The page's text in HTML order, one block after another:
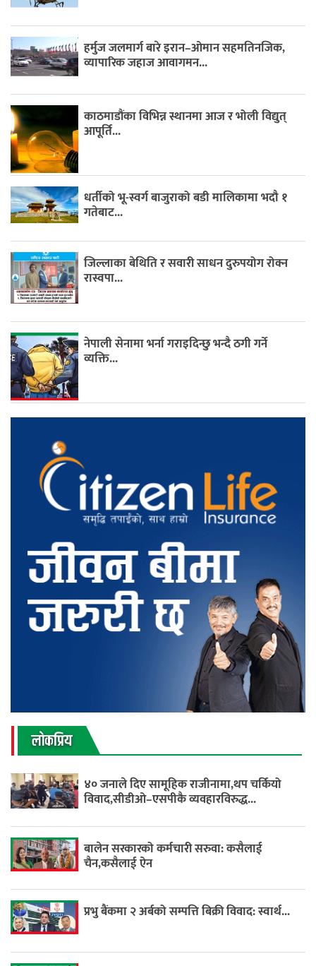
हर्मुज जलमार्ग बारे इरान–ओमान सहमतिनजिक,
व्यापारिक जहाज आवागमन...
काठमाडौंका विभिन्न स्थानमा आज र भोली विद्युत्
आपूर्ति...
धर्तीको भू-स्वर्ग बाजुराको बडी मालिकामा भदौ १
गतेबाट...
जिल्लाका बेथिति र सवारी साधन दुरुपयोग रोक्न
रास्वपा...
नेपाली सेनामा भर्ना गराइदिन्छु भन्दै ठगी गर्ने
व्यक्ति...
लाेकप्रिय
४० जनाले दिए सामूहिक राजीनामा,थप चर्कियो
विवाद,सीडीओ–एसपीकै व्यवहारविरुद्ध...
बालेन सरकारको कर्मचारी सरुवा: कसैलाई
चैन,कसैलाई ऐन
प्रभु बैंकमा २ अर्बको सम्पत्ति बिक्री विवाद: स्वार्थ...